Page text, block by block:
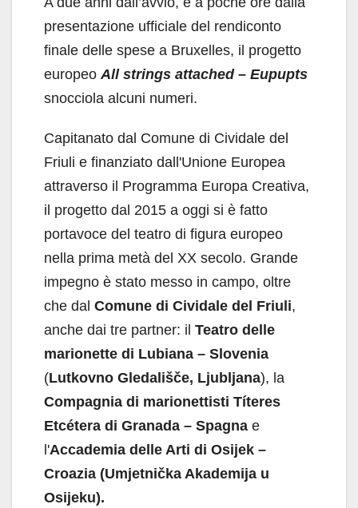
presentazione ufficiale del rendiconto
finale delle spese a Bruxelles, il progetto
europeo All strings attached – Eupupts
snocciola alcuni numeri.
Capitanato dal Comune di Cividale del
Friuli e finanziato dall'Unione Europea
attraverso il Programma Europa Creativa,
il progetto dal 2015 a oggi si è fatto
portavoce del teatro di figura europeo
nella prima metà del XX secolo. Grande
impegno è stato messo in campo, oltre
che dal Comune di Cividale del Friuli,
anche dai tre partner: il Teatro delle
marionette di Lubiana – Slovenia
(Lutkovno Gledališče, Ljubljana), la
Compagnia di marionettisti Títeres
Etcétera di Granada – Spagna e
l'Accademia delle Arti di Osijek –
Croazia (Umjetnička Akademija u
Osijeku).